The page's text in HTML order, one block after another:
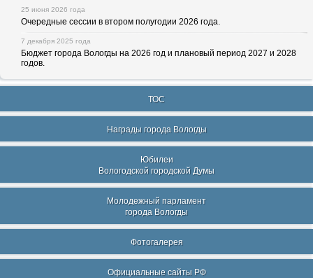
25 июня 2026 года
Очередные сессии в втором полугодии 2026 года.
7 декабря 2025 года
Бюджет города Вологды на 2026 год и плановый период 2027 и 2028
годов.
ТОС
Награды города Вологды
Юбилеи
Вологодской городской Думы
Молодежный парламент
города Вологды
Фотогалерея
Официальные сайты РФ